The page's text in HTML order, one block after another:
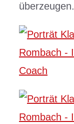
überzeugen.